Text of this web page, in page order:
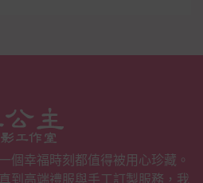
個幸福時刻都值得被用心珍藏。
到高端禮服與手工訂製服務，我